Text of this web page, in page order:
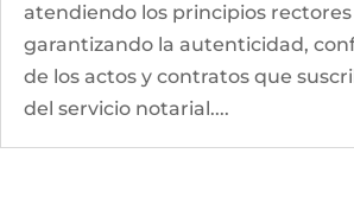
atendiendo los principios
garantizando la autenticidad,
de los actos y contratos que
del servicio notarial....